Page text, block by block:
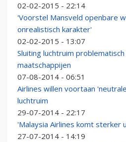
02-02-2015 - 22:14
'Voorstel Mansveld openbare
onrealistisch karakter'
02-02-2015 - 13:07
Sluiting luchtruim
maatschappijen
07-08-2014 - 06:51
Airlines willen voortaan
luchtruim
29-07-2014 - 22:17
'Malaysia Airlines komt sterker
27-07-2014 - 14:19